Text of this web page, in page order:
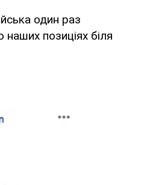
один раз
позиціях біля